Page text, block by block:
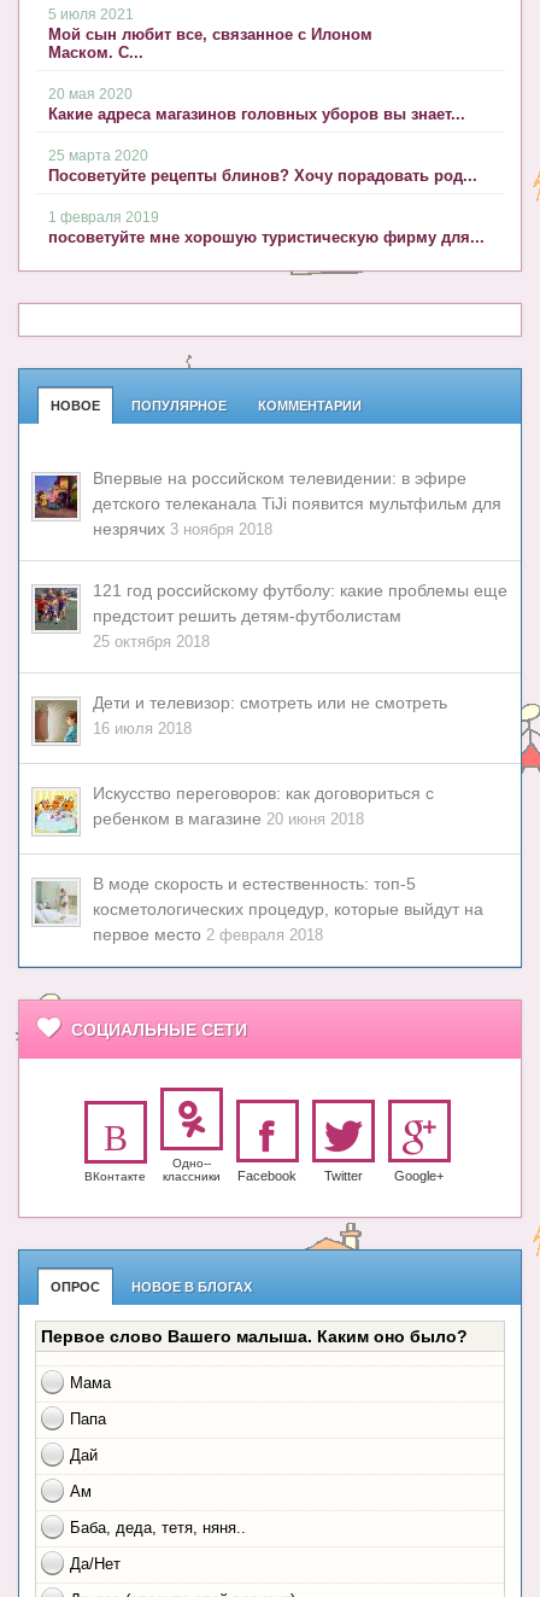
5 июля 2021
Мой сын любит все, связанное с Илоном
Маском. С...
20 мая 2020
Какие адреса магазинов головных уборов вы знает...
25 марта 2020
Посоветуйте рецепты блинов? Хочу порадовать род...
1 февраля 2019
посоветуйте мне хорошую туристическую фирму для...
НОВОЕ ПОПУЛЯРНОЕ КОММЕНТАРИИ
Впервые на российском телевидении: в эфире
детского телеканала TiJi появится мультфильм для
незрячих 3 ноября 2018
121 год российскому футболу: какие проблемы еще
предстоит решить детям-футболистам
25 октября 2018
Дети и телевизор: смотреть или не смотреть
16 июля 2018
Искусство переговоров: как договориться с
ребенком в магазине 20 июня 2018
В моде скорость и естественность: топ-5
косметологических процедур, которые выйдут на
первое место 2 февраля 2018
СОЦИАЛЬНЫЕ СЕТИ
ВКонтакте
Одно-­
класс­ники
Facebook Twitter Google+
ОПРОС НОВОЕ В БЛОГАХ